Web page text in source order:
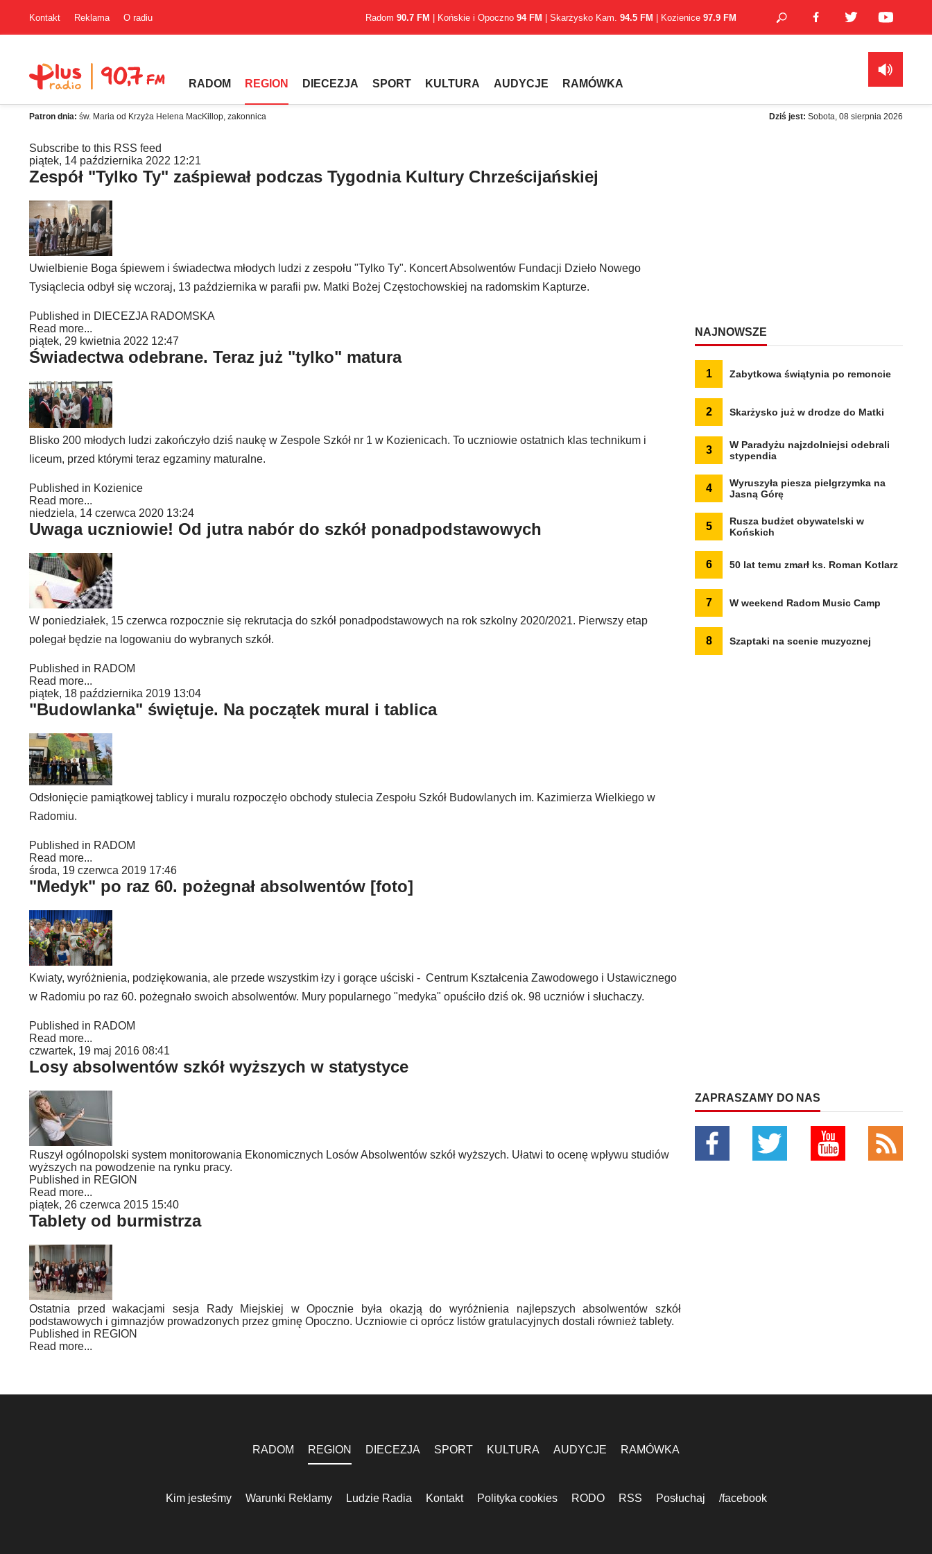
Kontakt Reklama O radiu Radom 90.7 FM | Końskie i Opoczno 94 FM | Skarżysko Kam. 94.5 FM | Kozienice 97.9 FM
RADOM REGION DIECEZJA SPORT KULTURA AUDYCJE RAMÓWKA
Patron dnia: św. Maria od Krzyża Helena MacKillop, zakonnica Dziś jest: Sobota, 08 sierpnia 2026
Subscribe to this RSS feed
piątek, 14 października 2022 12:21
Zespół "Tylko Ty" zaśpiewał podczas Tygodnia Kultury Chrześcijańskiej
Uwielbienie Boga śpiewem i świadectwa młodych ludzi z zespołu "Tylko Ty". Koncert Absolwentów Fundacji Dzieło Nowego
Tysiąclecia odbył się wczoraj, 13 października w parafii pw. Matki Bożej Częstochowskiej na radomskim Kapturze.
Published in DIECEZJA RADOMSKA
Read more...
piątek, 29 kwietnia 2022 12:47
Świadectwa odebrane. Teraz już "tylko" matura
Blisko 200 młodych ludzi zakończyło dziś naukę w Zespole Szkół nr 1 w Kozienicach. To uczniowie ostatnich klas technikum i
liceum, przed którymi teraz egzaminy maturalne.
Published in Kozienice
Read more...
niedziela, 14 czerwca 2020 13:24
Uwaga uczniowie! Od jutra nabór do szkół ponadpodstawowych
W poniedziałek, 15 czerwca rozpocznie się rekrutacja do szkół ponadpodstawowych na rok szkolny 2020/2021. Pierwszy etap
polegał będzie na logowaniu do wybranych szkół.
Published in RADOM
Read more...
piątek, 18 października 2019 13:04
"Budowlanka" świętuje. Na początek mural i tablica
Odsłonięcie pamiątkowej tablicy i muralu rozpoczęło obchody stulecia Zespołu Szkół Budowlanych im. Kazimierza Wielkiego w
Radomiu.
Published in RADOM
Read more...
środa, 19 czerwca 2019 17:46
"Medyk" po raz 60. pożegnał absolwentów [foto]
Kwiaty, wyróżnienia, podziękowania, ale przede wszystkim łzy i gorące uściski - Centrum Kształcenia Zawodowego i Ustawicznego
w Radomiu po raz 60. pożegnało swoich absolwentów. Mury popularnego "medyka" opuściło dziś ok. 98 uczniów i słuchaczy.
Published in RADOM
Read more...
czwartek, 19 maj 2016 08:41
Losy absolwentów szkół wyższych w statystyce
Ruszył ogólnopolski system monitorowania Ekonomicznych Losów Absolwentów szkół wyższych. Ułatwi to ocenę wpływu studiów
wyższych na powodzenie na rynku pracy.
Published in REGION
Read more...
piątek, 26 czerwca 2015 15:40
Tablety od burmistrza
Ostatnia przed wakacjami sesja Rady Miejskiej w Opocznie była okazją do wyróżnienia najlepszych absolwentów szkół
podstawowych i gimnazjów prowadzonych przez gminę Opoczno. Uczniowie ci oprócz listów gratulacyjnych dostali również tablety.
Published in REGION
Read more...
NAJNOWSZE
1 Zabytkowa świątynia po remoncie
2 Skarżysko już w drodze do Matki
3
W Paradyżu najzdolniejsi odebrali
stypendia
4
Wyruszyła piesza pielgrzymka na
Jasną Górę
5
Rusza budżet obywatelski w
Końskich
6 50 lat temu zmarł ks. Roman Kotlarz
7 W weekend Radom Music Camp
8 Szaptaki na scenie muzycznej
ZAPRASZAMY DO NAS
RADOM REGION DIECEZJA SPORT KULTURA AUDYCJE RAMÓWKA
Kim jesteśmy Warunki Reklamy Ludzie Radia Kontakt Polityka cookies RODO RSS Posłuchaj /facebook